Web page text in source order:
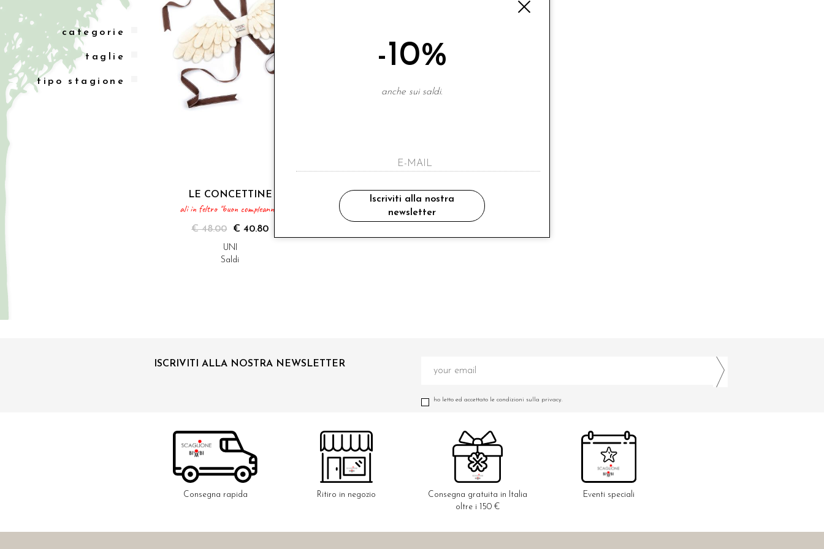
categorie
taglie
tipo stagione
LE CONCETTINE
ali in feltro "buon compleanno"
€ 48.00 € 40.80
UNI
Saldi
ISCRIVITI ALLA NOSTRA NEWSLETTER
ho letto ed accettato le condizioni sulla privacy.
Consegna rapida Ritiro in negozio
Consegna gratuita in Italia
oltre i 150 €
Eventi speciali
-10%
anche sui saldi.
Iscriviti alla nostra
newsletter